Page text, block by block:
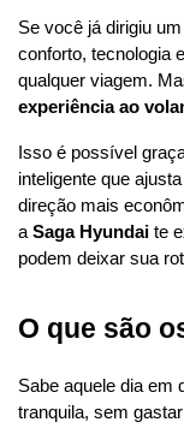
Se você já dirigiu um
conforto, tecnologia
qualquer viagem.
experiência ao
Isso é possível
inteligente que
direção mais
a Saga Hyundai te
podem deixar sua
O que são
Sabe aquele dia em
tranquila, sem